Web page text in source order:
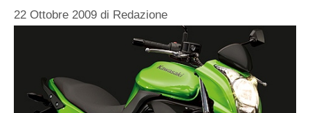
22 Ottobre 2009 di Redazione